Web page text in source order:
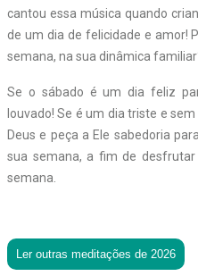
cantou essa música quando
de um dia de felicidade e amor!
semana, na sua dinâmica
Se o sábado é um dia feliz
louvado! Se é um dia triste e
Deus e peça a Ele sabedoria
sua semana, a fim de
semana.
Ler outras meditações de 2026